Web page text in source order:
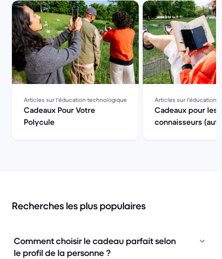
Articles sur l'éducation technologique
Cadeaux Pour Votre
Polycule
Articles sur l'éducation
Cadeaux pour les
connaisseurs
Recherches les plus populaires
Comment choisir le cadeau parfait selon
le profil de la personne ?